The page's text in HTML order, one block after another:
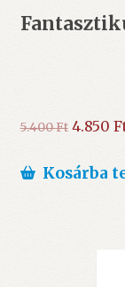
5.400Ft
was:
4.850
Kosárba